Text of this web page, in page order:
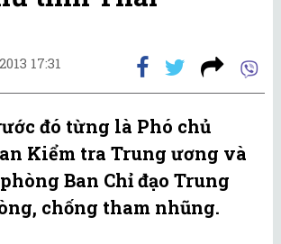
17:31
đó từng là Phó chủ
Kiểm tra Trung ương và
Ban Chỉ đạo Trung
chống tham nhũng.